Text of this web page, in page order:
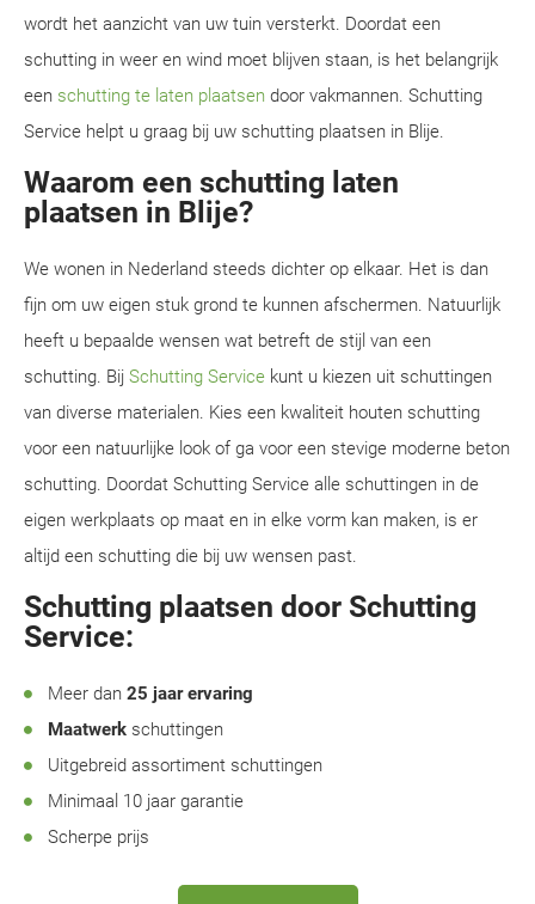
wordt het aanzicht van uw tuin versterkt. Doordat een
schutting in weer en wind moet blijven staan, is het belangrijk
een schutting te laten plaatsen door vakmannen. Schutting
Service helpt u graag bij uw schutting plaatsen in Blije.
Waarom een schutting laten
plaatsen in Blije?
We wonen in Nederland steeds dichter op elkaar. Het is dan
fijn om uw eigen stuk grond te kunnen afschermen. Natuurlijk
heeft u bepaalde wensen wat betreft de stijl van een
schutting. Bij Schutting Service kunt u kiezen uit schuttingen
van diverse materialen. Kies een kwaliteit houten schutting
voor een natuurlijke look of ga voor een stevige moderne beton
schutting. Doordat Schutting Service alle schuttingen in de
eigen werkplaats op maat en in elke vorm kan maken, is er
altijd een schutting die bij uw wensen past.
Schutting plaatsen door Schutting
Service:
Meer dan 25 jaar ervaring
Maatwerk schuttingen
Uitgebreid assortiment schuttingen
Minimaal 10 jaar garantie
Scherpe prijs